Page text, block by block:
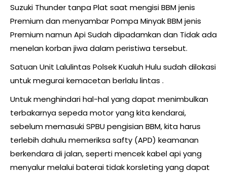
Suzuki Thunder tanpa Plat saat mengisi BBM jenis
Premium dan menyambar Pompa Minyak BBM jenis
Premium namun Api Sudah dipadamkan dan Tidak ada
menelan korban jiwa dalam peristiwa tersebut.
Satuan Unit Lalulintas Polsek Kualuh Hulu sudah dilokasi
untuk megurai kemacetan berlalu lintas .
Untuk menghindari hal-hal yang dapat menimbulkan
terbakarnya sepeda motor yang kita kendarai,
sebelum memasuki SPBU pengisian BBM, kita harus
terlebih dahulu memeriksa safty (APD) keamanan
berkendara di jalan, seperti mencek kabel api yang
menyalur melalui baterai tidak korsleting yang dapat